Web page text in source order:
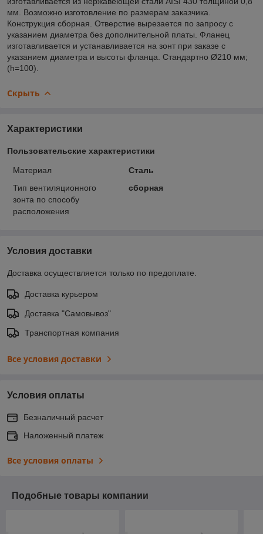
мм. Возможно изготовление по размерам заказчика.
Конструкция сборная. Отверстие вырезается по запросу с
указанием диаметра без дополнительной платы. Фланец
изготавливается и устанавливается на зонт при заказе с
указанием диаметра и высоты фланца. Стандартно Ø210 мм;
(h=100).
Скрыть
Характеристики
Пользовательские характеристики
Материал
Сталь
Тип вентиляционного
зонта по способу
расположения
сборная
Условия доставки
Доставка осуществляется только по предоплате.
Доставка курьером
Доставка "Самовывоз"
Транспортная компания
Все условия доставки
Условия оплаты
Безналичный расчет
Наложенный платеж
Все условия оплаты
Подобные товары компании